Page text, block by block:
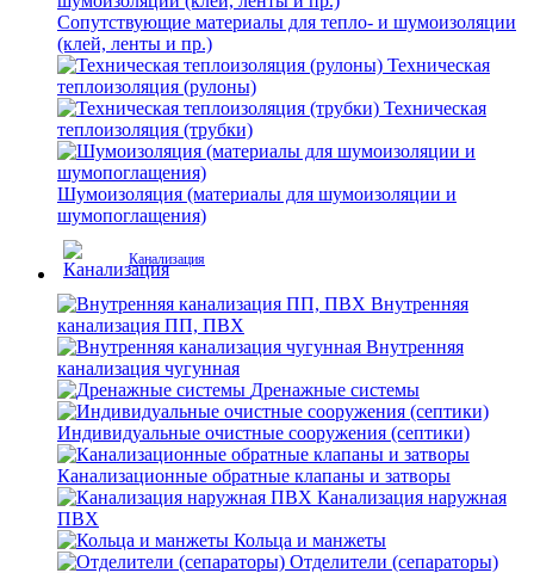
Сопутствующие материалы для тепло- и шумоизоляции
(клей, ленты и пр.)
Техническая
теплоизоляция (рулоны)
Техническая
теплоизоляция (трубки)
Шумоизоляция (материалы для шумоизоляции и
шумопоглащения)
Канализация
Внутренняя
канализация ПП, ПВХ
Внутренняя
канализация чугунная
Дренажные системы
Индивидуальные очистные сооружения (септики)
Канализационные обратные клапаны и затворы
Канализация наружная
ПВХ
Кольца и манжеты
Отделители (сепараторы)